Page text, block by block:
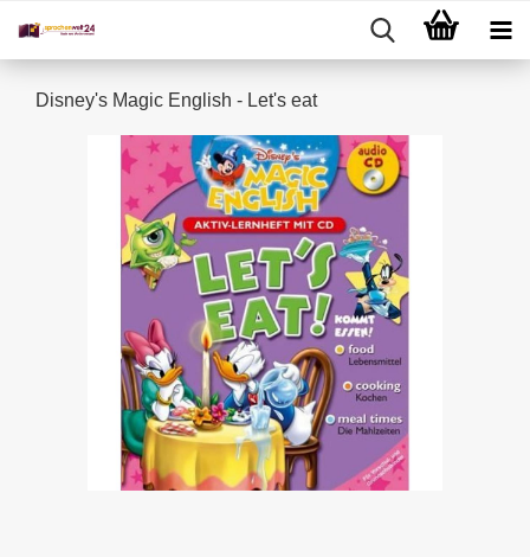
Disney's Magic English - Let's eat